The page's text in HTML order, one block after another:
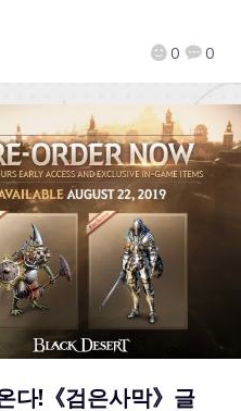
0 0
다!《검은사막》글